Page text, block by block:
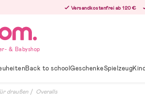
Versandkostenfrei ab 120 €
& Babyshop
Back to schoolGeschenkeSpielzeug
draußen Overalls